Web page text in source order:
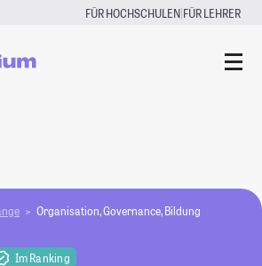
FÜR HOCHSCHULEN|FÜR LEHRER
Organisation, Governance, Bildung
Im Ranking